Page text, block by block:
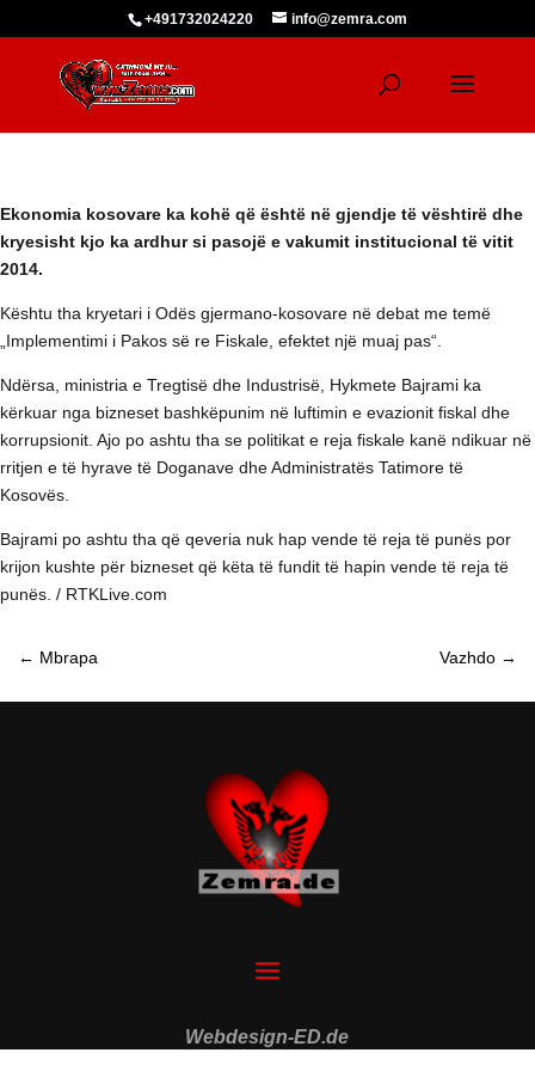
+491732024220 info@zemra.com
Ekonomia kosovare ka kohë që është në gjendje të vështirë dhe
kryesisht kjo ka ardhur si pasojë e vakumit institucional të vitit
2014.
Kështu tha kryetari i Odës gjermano-kosovare në debat me temë
„Implementimi i Pakos së re Fiskale, efektet një muaj pas“.
Ndërsa, ministria e Tregtisë dhe Industrisë, Hykmete Bajrami ka
kërkuar nga bizneset bashkëpunim në luftimin e evazionit fiskal dhe
korrupsionit. Ajo po ashtu tha se politikat e reja fiskale kanë ndikuar në
rritjen e të hyrave të Doganave dhe Administratës Tatimore të
Kosovës.
Bajrami po ashtu tha që qeveria nuk hap vende të reja të punës por
krijon kushte për bizneset që këta të fundit të hapin vende të reja të
punës. / RTKLive.com
← Mbrapa Vazhdo →
Webdesign-ED.de